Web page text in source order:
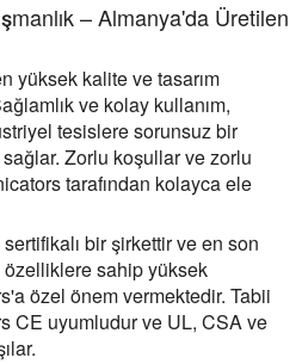
– Almanya'da Üretilen
yüksek kalite ve tasarım
ve kolay kullanım,
tesislere sorunsuz bir
Zorlu koşullar ve zorlu
tarafından kolayca ele
bir şirkettir ve en son
özelliklere sahip yüksek
özel önem vermektedir. Tabii
CE uyumludur ve UL, CSA ve